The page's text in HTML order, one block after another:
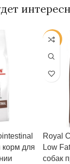
корм для
-25%
Royal
Low
собак